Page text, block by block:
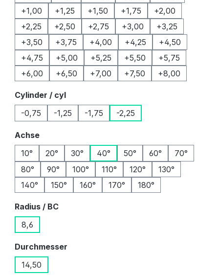
+1,00
+1,25 +1,50 +1,75
+2,00
+2,25
+2,50 +2,75 +3,00
+3,25
+3,50
+3,75 +4,00 +4,25
+4,50
+4,75
+5,00 +5,25 +5,50
+5,75
+6,00
+6,50 +7,00 +7,50 +8,00
Cylinder / cylauswählen
-0,75
-1,25 -1,75 -2,25
Achseauswählen
10°
20° 30° 40° 50° 60°
70°
80°
90° 100° 110° 120°
130°
140°
150° 160° 170° 180°
Radius / BCauswählen
8,6
Durchmesser
14,50